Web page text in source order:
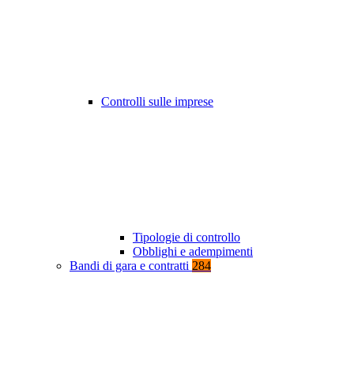
Controlli sulle imprese
Tipologie di controllo
Obblighi e adempimenti
Bandi di gara e contratti 284